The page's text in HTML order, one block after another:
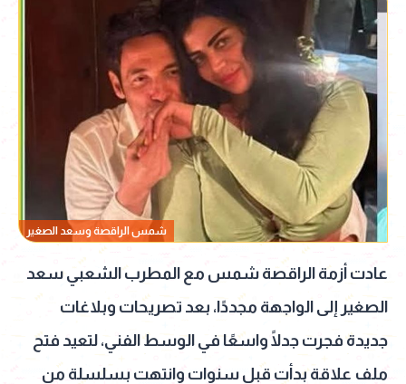
شمس الراقصة وسعد الصغير
عادت أزمة الراقصة شمس مع المطرب الشعبي سعد
الصغير إلى الواجهة مجددًا، بعد تصريحات وبلاغات
جديدة فجرت جدلًا واسعًا في الوسط الفني، لتعيد فتح
ملف علاقة بدأت قبل سنوات وانتهت بسلسلة من